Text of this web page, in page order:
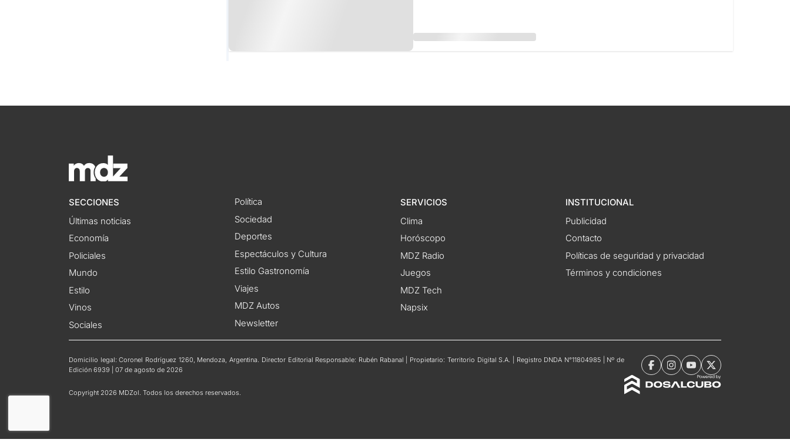
SECCIONES
Últimas noticias
Economía
Policiales
Mundo
Estilo
Vinos
Sociales
Política
Sociedad
Deportes
Espectáculos y Cultura
Estilo Gastronomía
Viajes
MDZ Autos
Newsletter
SERVICIOS
Clima
Horóscopo
MDZ Radio
Juegos
MDZ Tech
Napsix
INSTITUCIONAL
Publicidad
Contacto
Políticas de seguridad y privacidad
Términos y condiciones
Domicilio legal: Coronel Rodríguez 1260, Mendoza, Argentina. Director Editorial Responsable: Rubén Rabanal | Propietario: Territorio Digital S.A. | Registro DNDA N°11804985 | Nº de
Edición 6939 | 07 de agosto de 2026
Copyright 2026 MDZol. Todos los derechos reservados.